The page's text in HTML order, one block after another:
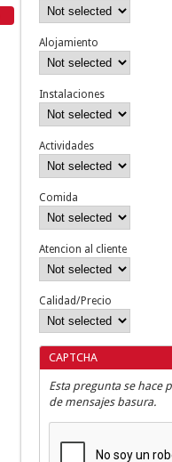
Alojamiento
Instalaciones
Actividades
Comida
Atencion al cliente
Calidad/Precio
CAPTCHA
Esta pregunta se hace
de mensajes basura.